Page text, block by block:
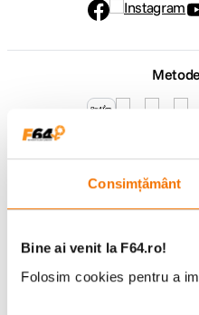
Consimțământ
Bine ai venit la F64.ro!
Folosim cookies pentru a
Program de lucru
Showroom